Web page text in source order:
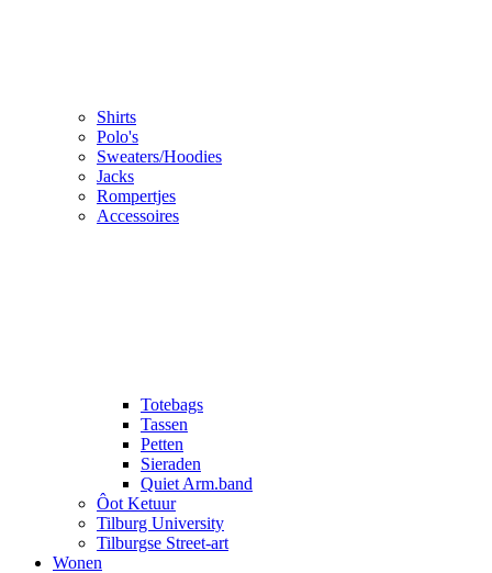
Shirts
Polo's
Sweaters/Hoodies
Jacks
Rompertjes
Accessoires
Totebags
Tassen
Petten
Sieraden
Quiet Arm.band
Ôot Ketuur
Tilburg University
Tilburgse Street-art
Wonen